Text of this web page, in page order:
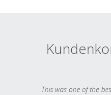
This was one of the